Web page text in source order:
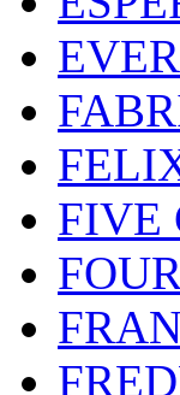
FIVE